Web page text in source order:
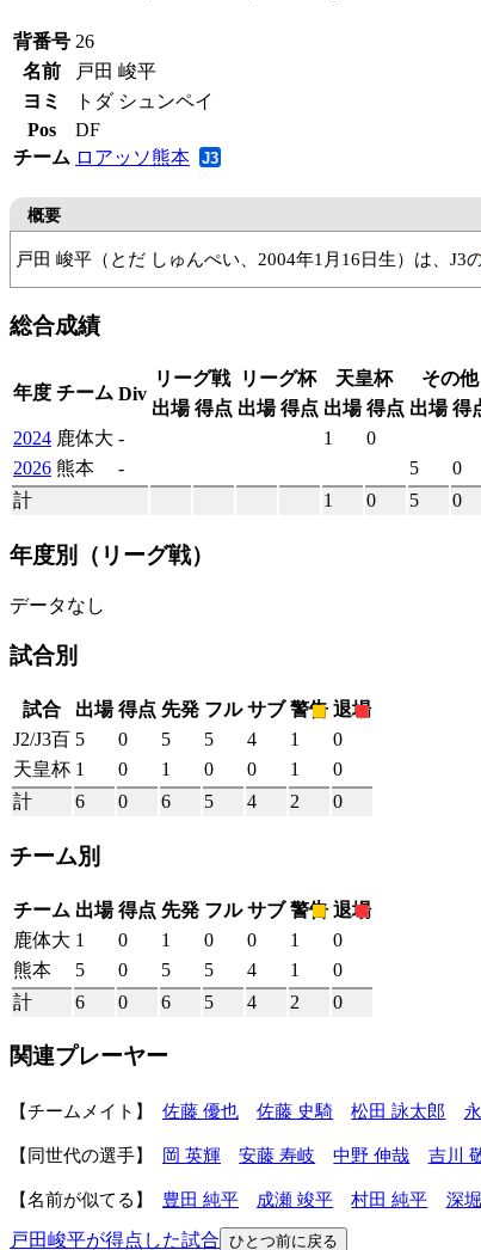
背番号 26
名前
戸田 峻平
ヨミ
トダ シュンペイ
Pos
DF
チーム ロアッソ熊本
概要
戸田 峻平（とだ しゅんぺい、2004年1月16日生）は、J3
総合成績
年度 チーム Div
リーグ戦 リーグ杯 天皇杯 その他
出場 得点 出場 得点 出場 得点 出場 得
2024 鹿体大 - 1 0
2026 熊本 - 5 0
計
1 0 5 0
年度別 （リーグ戦）
データなし
試合別
試合 出場 得点 先発 フル サブ 警告 退場
J2/J3百 5 0 5 5 4 1
0
天皇杯 1 0 1 0 0 1
0
計
6 0 6 5 4 2 0
チーム別
チーム 出場 得点 先発 フル サブ 警告 退場
鹿体大 1 0 1 0 0 1
0
熊本
5 0 5 5 4 1
0
計
6 0 6 5 4 2 0
関連プレーヤー
チームメイト 佐藤 優也 佐藤 史騎 松田 詠太郎
同世代の選手 岡 英輝 安藤 寿岐 中野 伸哉 吉川
名前が似てる 豊田 純平 成瀬 竣平 村田 純平 深
戸田峻平が得点した試合 ひとつ前に戻る